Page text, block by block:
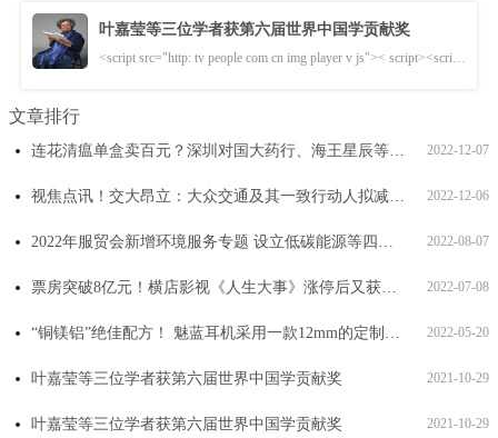
叶嘉莹等三位学者获第六届世界中国学贡献奖
<script src="http: tv people com cn img player v js">< script><script>showPlayer({id:" pvservice xml 2021 10 29 163738ef-e098-46
文章排行
2022-12-07
连花清瘟单盒卖百元？深圳对国大药行、海王星辰等342家单位进行宣讲提醒_最新资讯
2022-12-06
视焦点讯！交大昂立：大众交通及其一致行动人拟减持不超4%股份
2022-08-07
2022年服贸会新增环境服务专题 设立低碳能源等四大专区
2022-07-08
票房突破8亿元！横店影视《人生大事》涨停后又获大涨
2022-05-20
“铜镁铝”绝佳配方！ 魅蓝耳机采用一款12mm的定制动圈发声单元
2021-10-29
叶嘉莹等三位学者获第六届世界中国学贡献奖
2021-10-29
叶嘉莹等三位学者获第六届世界中国学贡献奖